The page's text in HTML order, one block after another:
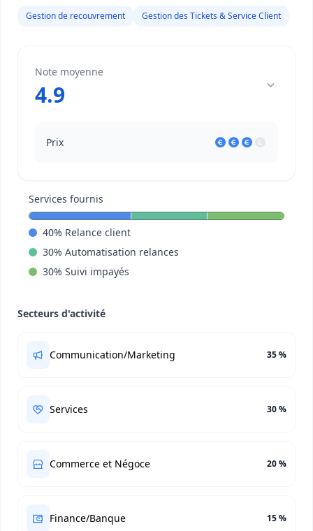
Gestion de recouvrement Gestion des Tickets & Service Client
Note moyenne
4.9
Prix
Services fournis
40% Relance client
30% Automatisation relances
30% Suivi impayés
Secteurs d'activité
Communication/Marketing 35 %
Services 30 %
Commerce et Négoce 20 %
Finance/Banque 15 %